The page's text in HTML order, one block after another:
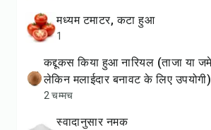
मध्यम टमाटर, कटा हुआ
1
कद्दूकस किया हुआ नारियल (ताजा या जमे हुए; वैकल्पिक
लेकिन मलाईदार बनावट के लिए उपयोगी)
2 चम्मच
स्वादानुसार नमक